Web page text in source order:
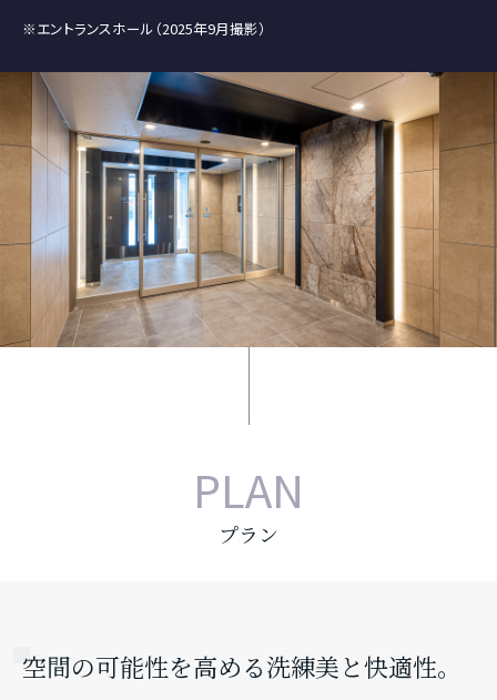
※エントランスホール（2025年9月撮影）
PLAN
プラン
空間の可能性を高める洗練美と快適性。